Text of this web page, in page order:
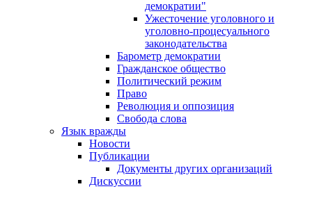
демократии"
Ужесточение уголовного и
уголовно-процесуального
законодательства
Барометр демократии
Гражданское общество
Политический режим
Право
Революция и оппозиция
Свобода слова
Язык вражды
Новости
Публикации
Документы других организаций
Дискуссии